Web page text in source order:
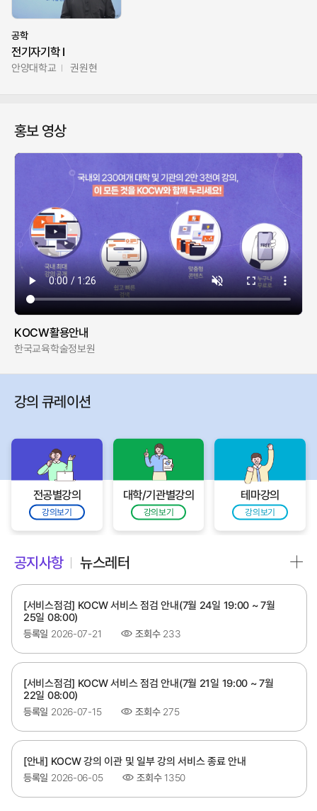
공학
전기자기학 I
안양대학교 권원현
홍보 영상
KOCW활용안내
한국교육학술정보원
강의 큐레이션
전공별강의
강의보기
대학/기관별강의
강의보기
테마강의
강의보기
공지사항 뉴스레터
[서비스점검] KOCW 서비스 점검 안내(7월 24일 19:00 ~ 7월
25일 08:00)
등록일 2026-07-21 조회수 233
[서비스점검] KOCW 서비스 점검 안내(7월 21일 19:00 ~ 7월
22일 08:00)
등록일 2026-07-15 조회수 275
[안내] KOCW 강의 이관 및 일부 강의 서비스 종료 안내
등록일 2026-06-05 조회수 1350